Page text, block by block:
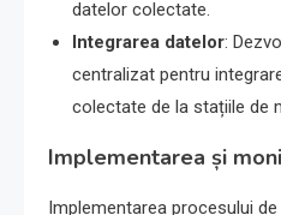
datelor colectate.
Integrarea datelor:
centralizat pentru
colectate de la stațiile de
Implementarea și
Implementarea procesului